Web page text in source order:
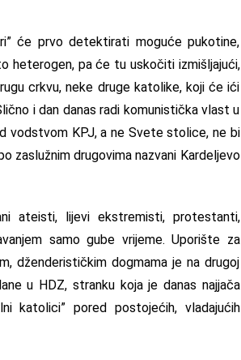
će prvo detektirati moguće pukotine,
heterogen, pa će tu uskočiti izmišljajući,
crkvu, neke druge katolike, koji će ići
i dan danas radi komunistička vlast u
vodstvom KPJ, a ne Svete stolice, ne bi
zaslužnim drugovima nazvani Kardeljevo
ateisti, lijevi ekstremisti, protestanti,
samo gube vrijeme. Uporište za
dženderističkim dogmama je na drugoj
u HDZ, stranku koja je danas najjača
katolici” pored postojećih, vladajućih